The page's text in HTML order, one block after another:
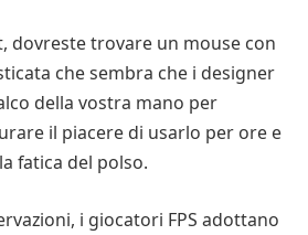
dovreste trovare un mouse con
che sembra che i designer
della vostra mano per
il piacere di usarlo per ore e
fatica del polso.
i giocatori FPS adottano